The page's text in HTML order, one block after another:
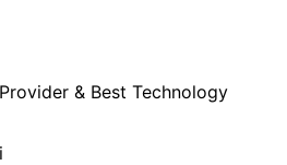
& Best Technology